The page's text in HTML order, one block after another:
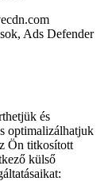
Ads Defender
és
optimalizálhatjuk
Ön titkosított
külső